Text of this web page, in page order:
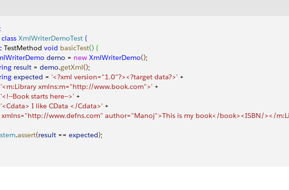
class XmlWriterDemoTest {
TestMethod void basicTest() {
XmlWriterDemo
demo = new XmlWriterDemo();
result = demo.getXml();
expected = '<?xml version="1.0"?><?target data?>' +
'<m:Library xmlns:m="http://www.book.com">'
+
'<!--Book starts here-->'
+
'<Cdata> I like CData </Cdata>'
+
www.defns.com" author="Manoj">This is my book</book><ISBN/></
.assert(result == expected);